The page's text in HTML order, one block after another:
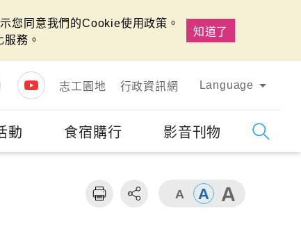
您同意我們的Cookie使用政策。
務。
知道了
志工園地
行政資訊網 Language
動 食宿購行 影音刊物